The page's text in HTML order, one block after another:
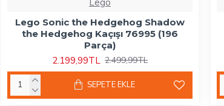
Lego Sonic the Hedgehog Shadow
the Hedgehog Kaçışı 76995 (196
Parça)
2.199,99TL 2.499,99TL
SEPETE EKLE